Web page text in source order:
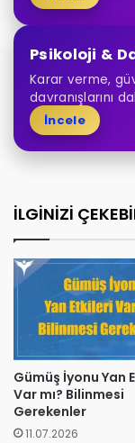
Psikoloji &
Karar verme,
davranışlarını
İncele
İLGİNİZİ
Gümüş İyonu Yan
Var mı? Bilinmesi
Gerekenler
11.07.2026